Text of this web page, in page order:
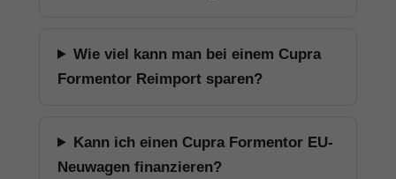
Wie viel kann man bei einem Cupra
Formentor Reimport sparen?
Kann ich einen Cupra Formentor EU-
Neuwagen finanzieren?